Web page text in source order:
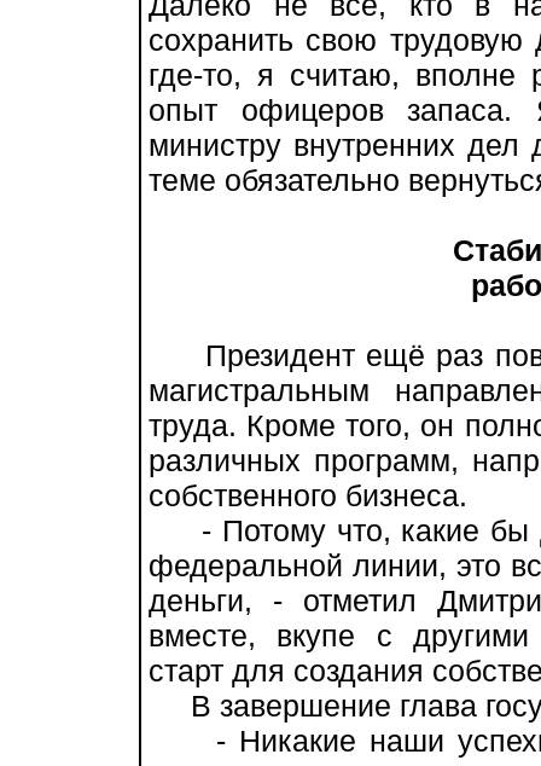
сохранить свою
где-то, я считаю, вполне
опыт офицеров
министру внутренних
теме обязательно
Президент ещё раз
магистральным
труда. Кроме того, он
различных программ,
собственного бизнеса.
- Потому что, какие бы
федеральной линии, это
деньги, - отметил
вместе, вкупе с
старт для создания
В завершение глава
- Никакие наши успехи